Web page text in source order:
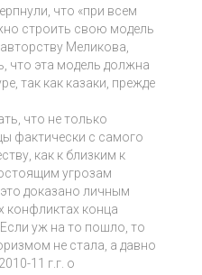
что «при всем
строить свою модель
Меликова,
что эта модель должна
так как казаки, прежде
что не только
фактически с самого
как к близким к
угрозам
доказано личным
конфликтах конца
уж на то пошло, то
не стала, а давно
11 г.г. о